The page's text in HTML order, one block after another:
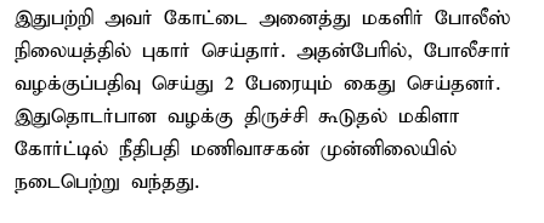
இதுபற்றி அவர் கோட்டை அனைத்து மகளிர் போலீஸ்
நிலையத்தில் புகார் செய்தார். அதன்பேரில், போலீசார்
வழக்குப்பதிவு செய்து 2 பேரையும் கைது செய்தனர்.
இதுதொடர்பான வழக்கு திருச்சி கூடுதல் மகிளா
கோர்ட்டில் நீதிபதி மணிவாசகன் முன்னிலையில்
நடைபெற்று வந்தது.